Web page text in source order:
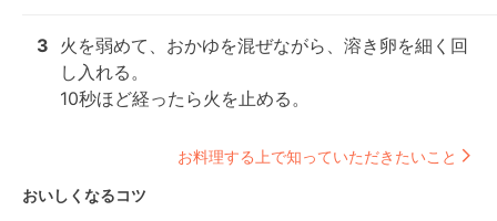
3 火を弱めて、おかゆを混ぜながら、溶き卵を細く回
し入れる。
10秒ほど経ったら火を止める。
お料理する上で知っていただきたいこと
おいしくなるコツ